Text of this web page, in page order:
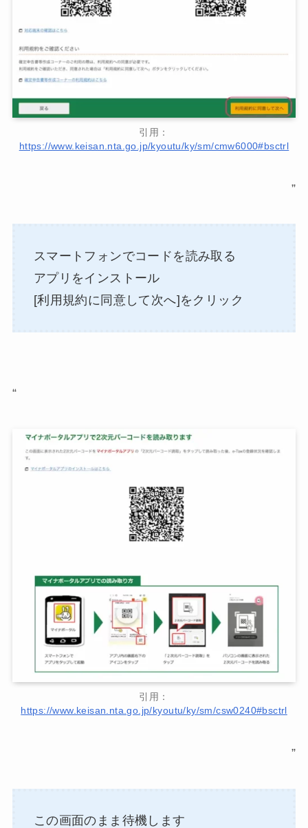
引用：
https://www.keisan.nta.go.jp/kyoutu/ky/sm/cmw6000#bsctrl
”
スマートフォンでコードを読み取る
アプリをインストール
[利用規約に同意して次へ]をクリック
“
引用：
https://www.keisan.nta.go.jp/kyoutu/ky/sm/csw0240#bsctrl
”
この画面のまま待機します